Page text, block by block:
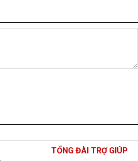
TỔNG ĐÀI TRỢ GIÚP